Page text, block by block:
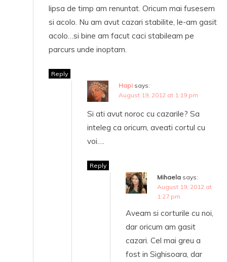
lipsa de timp am renuntat. Oricum mai fusesem
si acolo. Nu am avut cazari stabilite, le-am gasit
acolo…si bine am facut caci stabileam pe
parcurs unde inoptam.
Reply
Hapi says:
August 19, 2012 at 1:19 pm
Si ati avut noroc cu cazarile? Sa
inteleg ca oricum, aveati cortul cu
voi….
Reply
Mihaela says:
August 19, 2012 at
1:27 pm
Aveam si corturile cu noi,
dar oricum am gasit
cazari. Cel mai greu a
fost in Sighisoara, dar